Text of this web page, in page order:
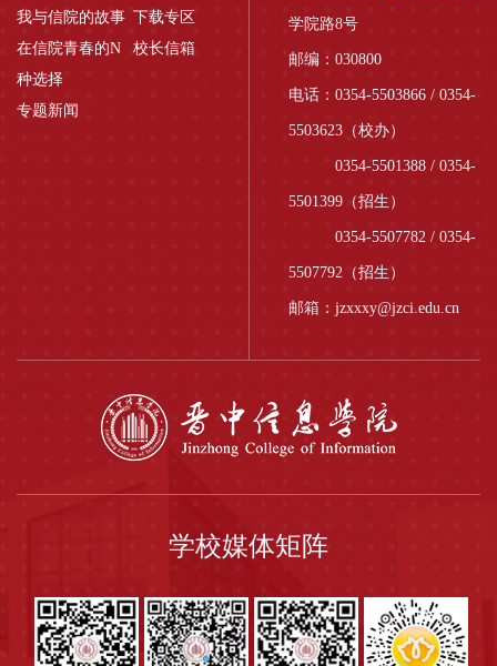
我与信院的故事 下载专区
在信院青春的N
种选择
校长信箱
专题新闻
学院路8号
邮编：030800
电话：0354-5503866 / 0354-
5503623（校办）
0354-5501388 / 0354-
5501399（招生）
0354-5507782 / 0354-
5507792（招生）
邮箱：jzxxxy@jzci.edu.cn
学校媒体矩阵